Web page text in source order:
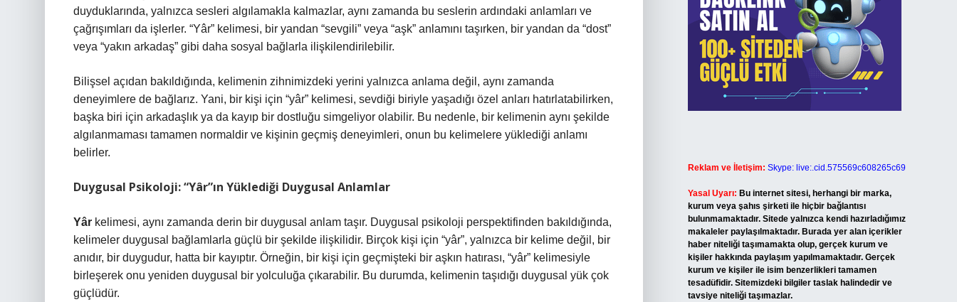
duyduklarında, yalnızca sesleri algılamakla kalmazlar, aynı zamanda bu seslerin ardındaki anlamları ve
çağrışımları da işlerler. “Yâr” kelimesi, bir yandan “sevgili” veya “aşk” anlamını taşırken, bir yandan da “dost”
veya “yakın arkadaş” gibi daha sosyal bağlarla ilişkilendirilebilir.
Bilişsel açıdan bakıldığında, kelimenin zihnimizdeki yerini yalnızca anlama değil, aynı zamanda
deneyimlere de bağlarız. Yani, bir kişi için “yâr” kelimesi, sevdiği biriyle yaşadığı özel anları hatırlatabilirken,
başka biri için arkadaşlık ya da kayıp bir dostluğu simgeliyor olabilir. Bu nedenle, bir kelimenin aynı şekilde
algılanmaması tamamen normaldir ve kişinin geçmiş deneyimleri, onun bu kelimelere yüklediği anlamı
belirler.
Duygusal Psikoloji: “Yâr”ın Yüklediği Duygusal Anlamlar
Yâr kelimesi, aynı zamanda derin bir duygusal anlam taşır. Duygusal psikoloji perspektifinden bakıldığında,
kelimeler duygusal bağlamlarla güçlü bir şekilde ilişkilidir. Birçok kişi için “yâr”, yalnızca bir kelime değil, bir
anıdır, bir duygudur, hatta bir kayıptır. Örneğin, bir kişi için geçmişteki bir aşkın hatırası, “yâr” kelimesiyle
birleşerek onu yeniden duygusal bir yolculuğa çıkarabilir. Bu durumda, kelimenin taşıdığı duygusal yük çok
güçlüdür.
Reklam ve İletişim: Skype: live:.cid.575569c608265c69
Yasal Uyarı: Bu internet sitesi, herhangi bir marka,
kurum veya şahıs şirketi ile hiçbir bağlantısı
bulunmamaktadır. Sitede yalnızca kendi hazırladığımız
makaleler paylaşılmaktadır. Burada yer alan içerikler
haber niteliği taşımamakta olup, gerçek kurum ve
kişiler hakkında paylaşım yapılmamaktadır. Gerçek
kurum ve kişiler ile isim benzerlikleri tamamen
tesadüfidir. Sitemizdeki bilgiler taslak halindedir ve
tavsiye niteliği taşımazlar.